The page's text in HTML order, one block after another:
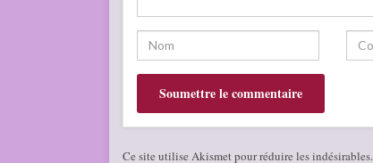
Ce site utilise Akismet pour réduire les indésirables.